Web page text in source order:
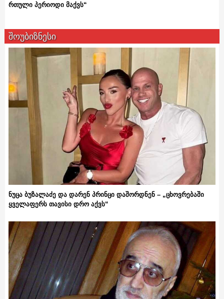
რთული პერიოდი მაქვს“
შოუბიზნესი
ნუცა ბუზალაძე და დარენ პრინცი დაშორდნენ – „ცხოვრებაში
ყველაფერს თავისი დრო აქვს“